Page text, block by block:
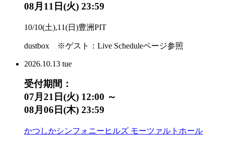
08月11日(火) 23:59
10/10(土),11(日)豊洲PIT
dustbox ※ゲスト：Live Scheduleページ参照
2026.10.13 tue
受付期間：
07月21日(火) 12:00 ～
08月06日(木) 23:59
かつしかシンフォニーヒルズ モーツァルトホール